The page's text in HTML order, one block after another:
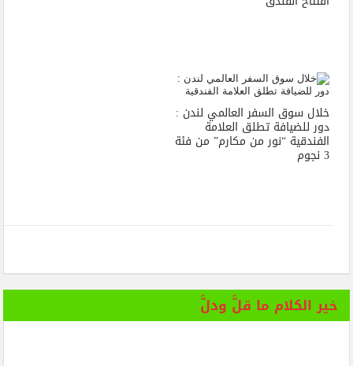
خلال سوق السفر العالمي لندن :
دور للضيافة تطلق العلامة
الفندقية “نور من مكارم” من فئة
3 نجوم
خير الكلام ما قلَّ ودلَّ